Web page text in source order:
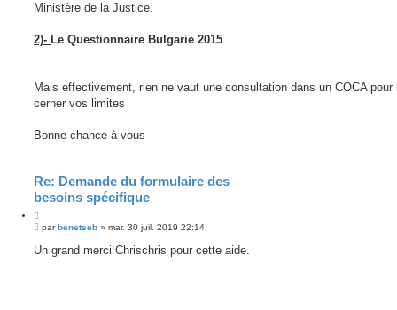
Ministère de la Justice.
2)- Le Questionnaire Bulgarie 2015
Mais effectivement, rien ne vaut une consultation dans un COCA pour
cerner vos limites
Bonne chance à vous
Re: Demande du formulaire des
besoins spécifique
M
s
parbenetseb » mar. 30 juil. 2019 22:14
Un grand merci Chrischris pour cette aide.